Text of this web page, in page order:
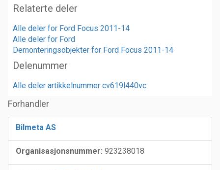
Relaterte deler
Alle deler for Ford Focus 2011-14
Alle deler for Ford
Demonteringsobjekter for Ford Focus 2011-14
Delenummer
Alle deler artikkelnummer cv619l440vc
Forhandler
Bilmeta AS
Organisasjonsnummer: 923238018